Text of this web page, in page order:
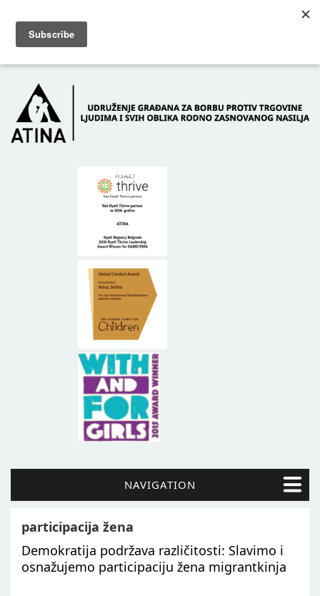
POČETNA O NAMA
NAVIGATION
participacija žena
Demokratija podržava različitosti: Slavimo i
osnažujemo participaciju žena migrantkinja